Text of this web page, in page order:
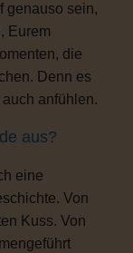
genauso sein,
Eurem
die
Denn es
anfühlen.
aus?
eine
Von
Kuss. Von